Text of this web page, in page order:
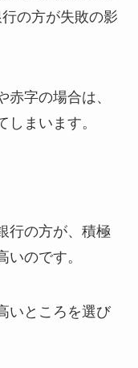
の方が失敗の影
字の場合は、
まいます。
行の方が、積極
のです。
いところを選び